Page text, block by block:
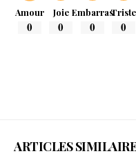
Amour
0
Joie
0
Embarras
0
Triste
0
ARTICLES